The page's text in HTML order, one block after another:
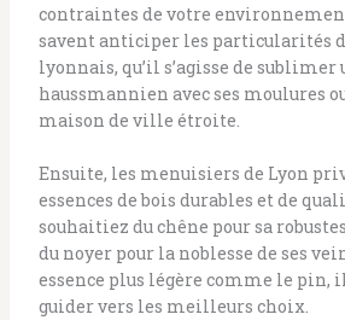
contraintes de votre
savent anticiper les particularités
lyonnais, qu’il s’agisse de
haussmannien avec ses moulures
maison de ville étroite.
Ensuite, les menuisiers de Lyon
essences de bois durables et de
souhaitiez du chêne pour sa
du noyer pour la noblesse de ses
essence plus légère comme le pin,
guider vers les meilleurs choix.